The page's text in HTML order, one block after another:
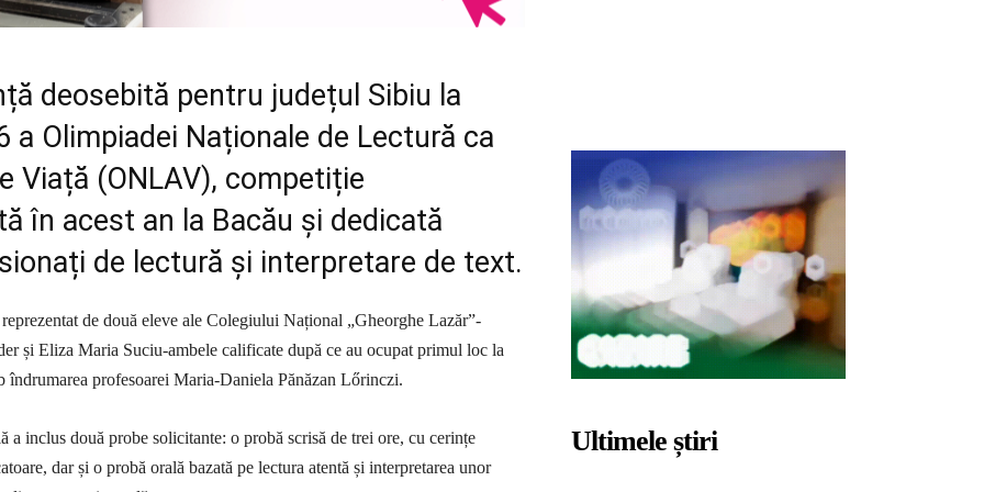
deosebită pentru județul Sibiu la
a Olimpiadei Naționale de Lectură ca
Viață (ONLAV), competiție
în acest an la Bacău și dedicată
de lectură și interpretare de text.
de două eleve ale Colegiului Național „Gheorghe Lazăr”-
și Eliza Maria Suciu-ambele calificate după ce au ocupat primul loc la
îndrumarea profesoarei Maria-Daniela Pănăzan Lőrinczi.
a inclus două probe solicitante: o probă scrisă de trei ore, cu cerințe
dar și o probă orală bazată pe lectura atentă și interpretarea unor
Ultimele știri